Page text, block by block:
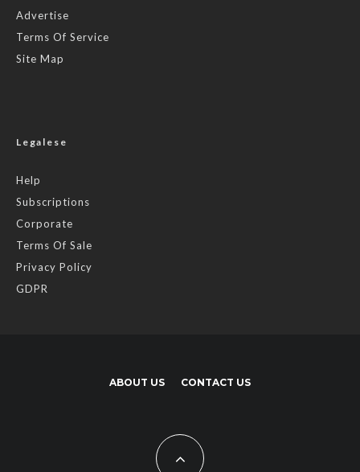
Advertise
Terms Of Service
Site Map
Legalese
Help
Subscriptions
Corporate
Terms Of Sale
Privacy Policy
GDPR
ABOUT US CONTACT US